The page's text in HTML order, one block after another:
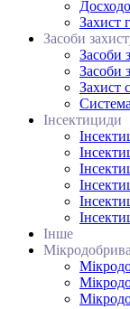
Захист
Засоби
Засоби
Засоби
Захист
Інсектициди
Інше
Мікродобрива